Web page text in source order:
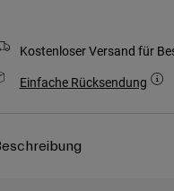
Kostenloser Versand für
Einfache Rücksendung